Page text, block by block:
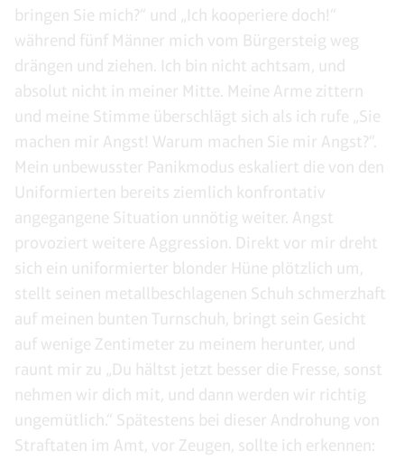
bringen Sie mich?“ und „Ich kooperiere doch!“
während fünf Männer mich vom Bürgersteig weg
drängen und ziehen. Ich bin nicht achtsam, und
absolut nicht in meiner Mitte. Meine Arme zittern
und meine Stimme überschlägt sich als ich rufe „Sie
machen mir Angst! Warum machen Sie mir Angst?“.
Mein unbewusster Panikmodus eskaliert die von den
Uniformierten bereits ziemlich konfrontativ
angegangene Situation unnötig weiter. Angst
provoziert weitere Aggression. Direkt vor mir dreht
sich ein uniformierter blonder Hüne plötzlich um,
stellt seinen metallbeschlagenen Schuh schmerzhaft
auf meinen bunten Turnschuh, bringt sein Gesicht
auf wenige Zentimeter zu meinem herunter, und
raunt mir zu „Du hältst jetzt besser die Fresse, sonst
nehmen wir dich mit, und dann werden wir richtig
ungemütlich.“ Spätestens bei dieser Androhung von
Straftaten im Amt, vor Zeugen, sollte ich erkennen: